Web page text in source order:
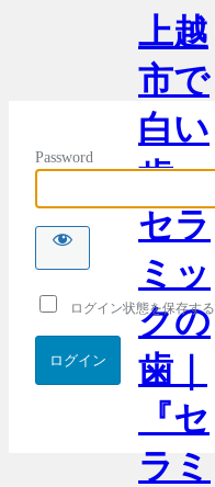
上越
市で
白い
歯・
セラ
ミッ
クの
歯｜
『セ
ラミ
Password
ログイン状態を保存する